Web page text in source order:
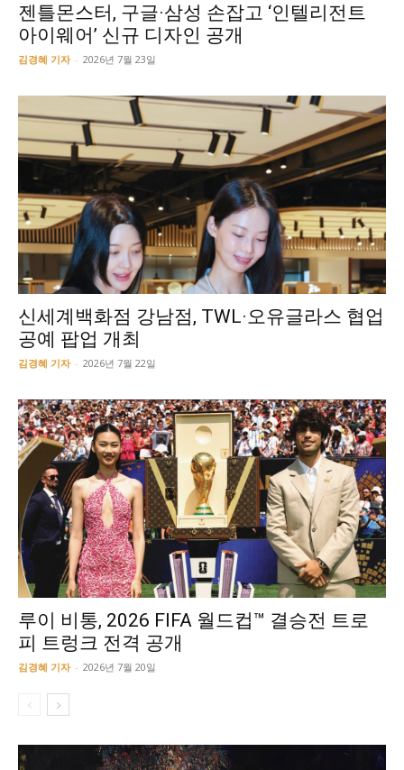
젠틀몬스터, 구글·삼성 손잡고 ‘인텔리전트
아이웨어’ 신규 디자인 공개
김경혜 기자 - 2026년 7월 23일
신세계백화점 강남점, TWL·오유글라스 협업
공예 팝업 개최
김경혜 기자 - 2026년 7월 22일
루이 비통, 2026 FIFA 월드컵™ 결승전 트로
피 트렁크 전격 공개
김경혜 기자 - 2026년 7월 20일